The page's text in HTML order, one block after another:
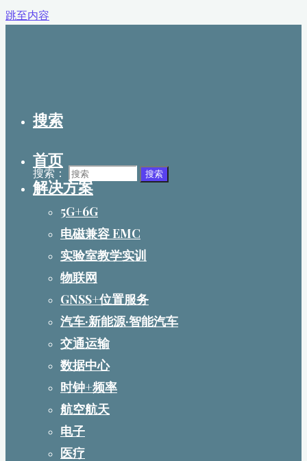
跳至内容
搜索
搜索： 搜索
首页
解决方案
5G+6G
电磁兼容 EMC
实验室教学实训
物联网
GNSS+位置服务
汽车·新能源·智能汽车
交通运输
数据中心
时钟+频率
航空航天
电子
医疗